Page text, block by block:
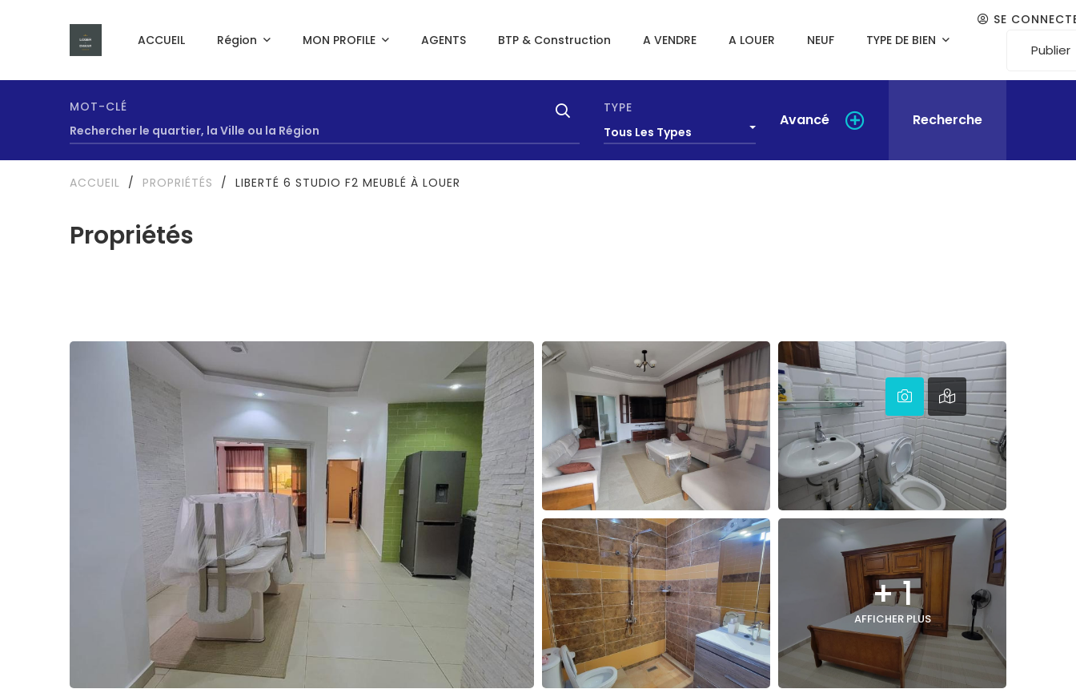
ACCUEIL Région MON PROFILE AGENTS BTP & Construction A VENDRE A LOUER NEUF TYPE DE BIEN
SE
Publier
MOT-CLÉ
TYPE
Tous Les Types
Avancé Recherche
Propriétés
ACCUEIL / PROPRIÉTÉS / LIBERTÉ 6 STUDIO F2 MEUBLÉ À LOUER
+ 1
AFFICHER PLUS